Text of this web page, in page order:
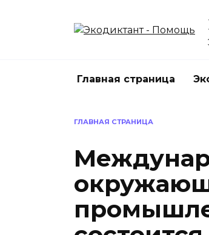
Главная страница
ГЛАВНАЯ СТРАНИЦА